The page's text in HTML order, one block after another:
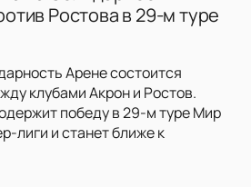
Ростова в 29-м туре
Арене состоится
клубами Акрон и Ростов.
победу в 29-м туре Мир
лиги и станет ближе к